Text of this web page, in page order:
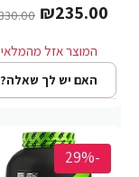
מבית MusclePharm
₪235.00
האם יש לך שאלה?
-29%